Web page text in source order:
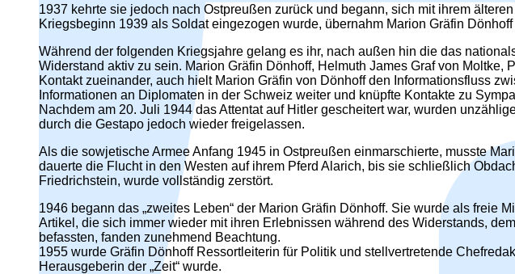
1937 kehrte sie jedoch nach Ostpreußen zurück und begann, sich mit ihrem
Kriegsbeginn 1939 als Soldat eingezogen wurde, übernahm Marion Gräfin
Während der folgenden Kriegsjahre gelang es ihr, nach außen hin die das
Widerstand aktiv zu sein. Marion Gräfin Dönhoff, Helmuth James Graf von
Kontakt zueinander, auch hielt Marion Gräfin von Dönhoff den Informationsfluss
Informationen an Diplomaten in der Schweiz weiter und knüpfte Kontakte zu
Nachdem am 20. Juli 1944 das Attentat auf Hitler gescheitert war, wurden
durch die Gestapo jedoch wieder freigelassen.
Als die sowjetische Armee Anfang 1945 in Ostpreußen einmarschierte, musste
dauerte die Flucht in den Westen auf ihrem Pferd Alarich, bis sie schließlich
Friedrichstein, wurde vollständig zerstört.
1946 begann das „zweites Leben“ der Marion Gräfin Dönhoff. Sie wurde als freie
Artikel, die sich immer wieder mit ihren Erlebnissen während des Widerstands,
befassten, fanden zunehmend Beachtung.
1955 wurde Gräfin Dönhoff Ressortleiterin für Politik und stellvertretende
Herausgeberin der „Zeit“ wurde.